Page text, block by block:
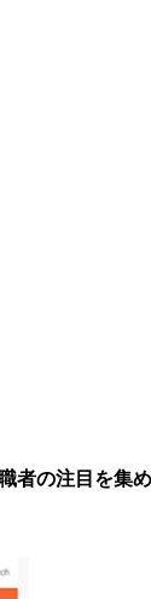
者の注目を集め